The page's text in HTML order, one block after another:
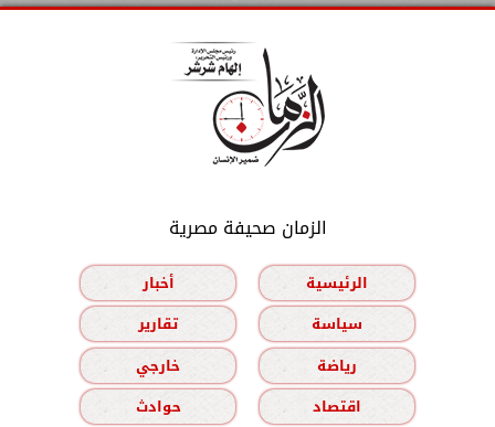
الزمان صحيفة مصرية
الرئيسية
أخبار
سياسة
تقارير
رياضة
خارجي
اقتصاد
حوادث